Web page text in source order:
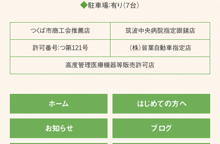
◆駐車場：有り（7台）
つくば市商工会推薦店 筑波中央病院指定眼鏡店
許可番号：つ第121号 （株）皆葉自動車指定店
高度管理医療機器等販売許可店
ホーム はじめての方へ
お知らせ ブログ